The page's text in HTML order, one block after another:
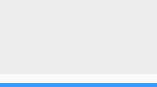
do Canaltech.